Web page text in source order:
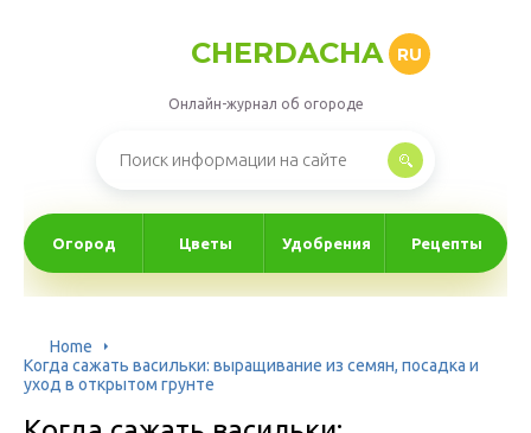
CHERDACHA RU
Онлайн-журнал об огороде
Огород Цветы Удобрения Рецепты
Home
Когда сажать васильки: выращивание из семян, посадка и
уход в открытом грунте